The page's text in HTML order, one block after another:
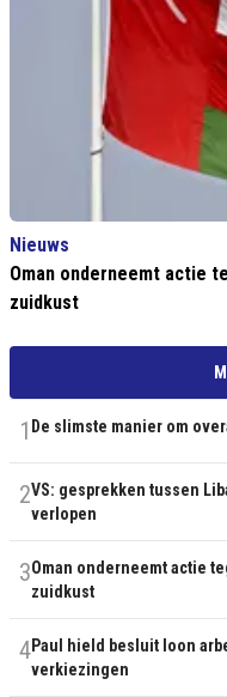
Nieuws
Oman onderneemt actie
zuidkust
1 De slimste manier om
2VS: gesprekken tussen
verlopen
3Oman onderneemt actie
zuidkust
4Paul hield besluit loon
verkiezingen